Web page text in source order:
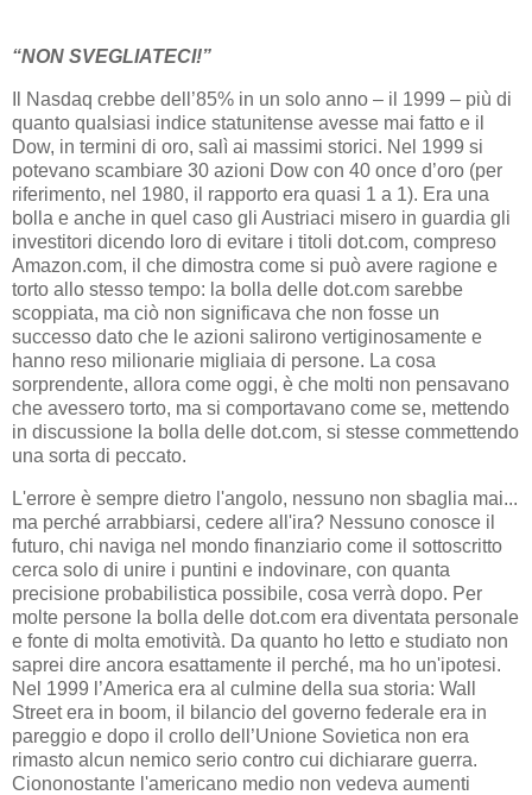
“NON SVEGLIATECI!”
Il Nasdaq crebbe dell’85% in un solo anno – il 1999 – più di
quanto qualsiasi indice statunitense avesse mai fatto e il
Dow, in termini di oro, salì ai massimi storici. Nel 1999 si
potevano scambiare 30 azioni Dow con 40 once d’oro (per
riferimento, nel 1980, il rapporto era quasi 1 a 1). Era una
bolla e anche in quel caso gli Austriaci misero in guardia gli
investitori dicendo loro di evitare i titoli dot.com, compreso
Amazon.com, il che dimostra come si può avere ragione e
torto allo stesso tempo: la bolla delle dot.com sarebbe
scoppiata, ma ciò non significava che non fosse un
successo dato che le azioni salirono vertiginosamente e
hanno reso milionarie migliaia di persone. La cosa
sorprendente, allora come oggi, è che molti non pensavano
che avessero torto, ma si comportavano come se, mettendo
in discussione la bolla delle dot.com, si stesse commettendo
una sorta di peccato.
L'errore è sempre dietro l'angolo, nessuno non sbaglia mai...
ma perché arrabbiarsi, cedere all'ira? Nessuno conosce il
futuro, chi naviga nel mondo finanziario come il sottoscritto
cerca solo di unire i puntini e indovinare, con quanta
precisione probabilistica possibile, cosa verrà dopo. Per
molte persone la bolla delle dot.com era diventata personale
e fonte di molta emotività. Da quanto ho letto e studiato non
saprei dire ancora esattamente il perché, ma ho un'ipotesi.
Nel 1999 l’America era al culmine della sua storia: Wall
Street era in boom, il bilancio del governo federale era in
pareggio e dopo il crollo dell’Unione Sovietica non era
rimasto alcun nemico serio contro cui dichiarare guerra.
Ciononostante l'americano medio non vedeva aumenti